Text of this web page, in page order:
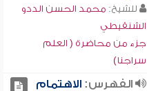
للشيخ: محمد الحسن الددو
الشنقيطي
جزء من محاضرة ( العلم
سراجنا)
الفهرس:الاهتمام